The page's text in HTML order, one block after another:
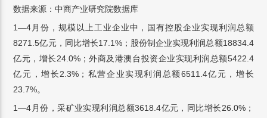
数据来源：中商产业研究院数据库
1—4月份，规模以上工业企业中，国有控股企业实现利润总额
8271.5亿元，同比增长17.1%；股份制企业实现利润总额18834.4
亿元，增长24.0%；外商及港澳台投资企业实现利润总额5422.4
亿元，增长2.3%；私营企业实现利润总额6511.4亿元，增长
23.7%。
1—4月份，采矿业实现利润总额3618.4亿元，同比增长26.0%；